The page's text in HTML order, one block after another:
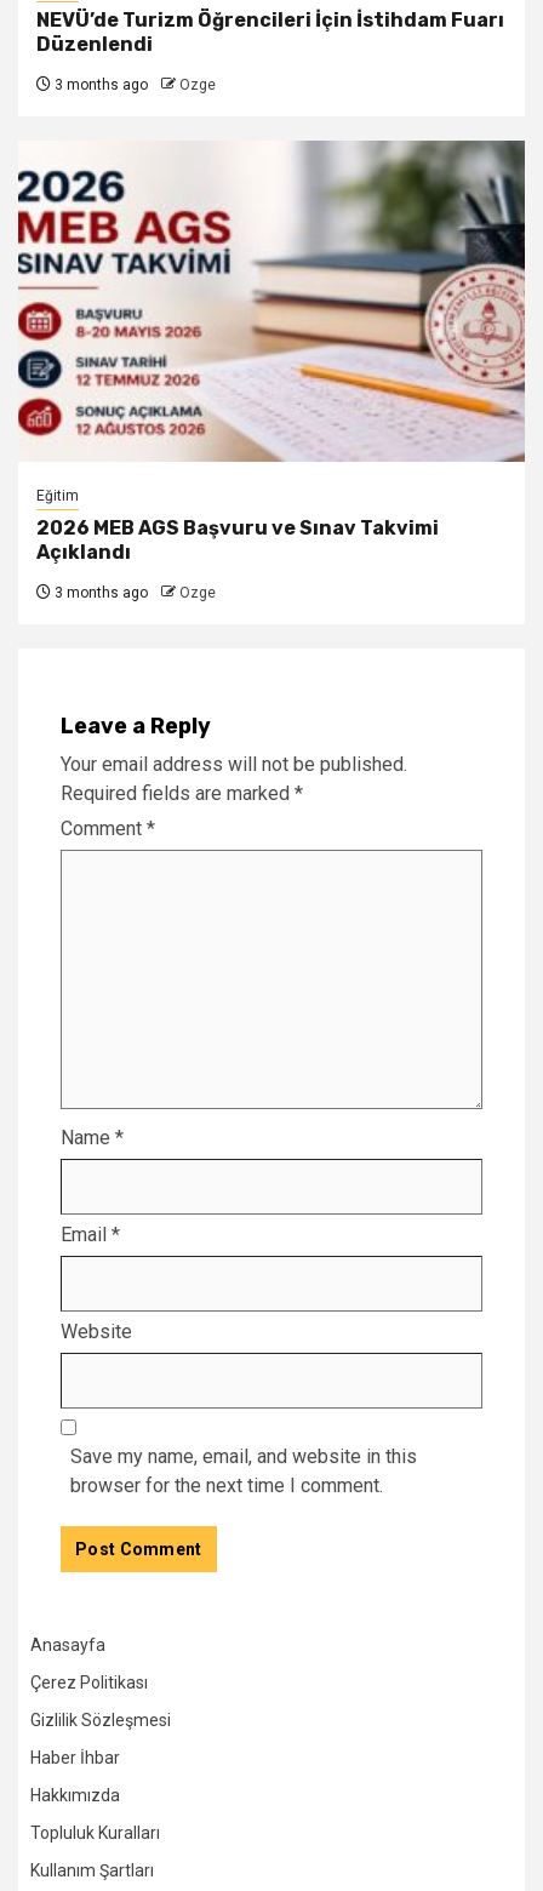
NEVÜ’de Turizm Öğrencileri İçin İstihdam Fuarı
Düzenlendi
3 months ago Ozge
Eğitim
2026 MEB AGS Başvuru ve Sınav Takvimi
Açıklandı
3 months ago Ozge
Leave a Reply
Your email address will not be published.
Required fields are marked *
Comment *
Name *
Email *
Website
Save my name, email, and website in this
browser for the next time I comment.
Anasayfa
Çerez Politikası
Gizlilik Sözleşmesi
Haber İhbar
Hakkımızda
Topluluk Kuralları
Kullanım Şartları